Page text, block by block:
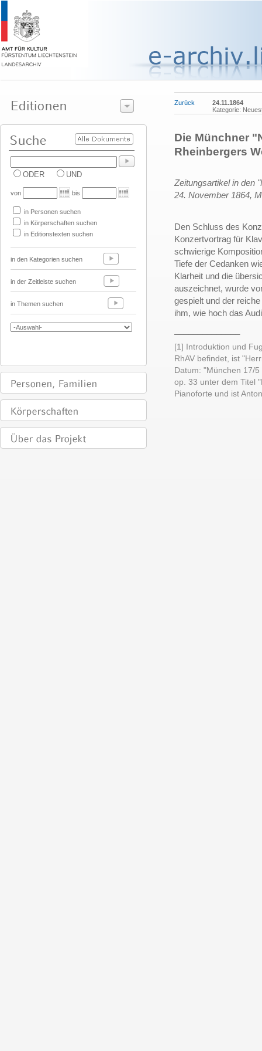
ODER UND
von bis
in Personen suchen
in Körperschaften suchen
in Editionstexten suchen
in den Kategorien suchen
in der Zeitleiste suchen
in Themen suchen
Zurück
24.11.1864
Kategorie:
Die Münchner
Rheinbergers
Zeitungsartikel in den
24. November 1864,
Den Schluss des
Konzertvortrag für
schwierige
Tiefe der Cedanken
Klarheit und die
auszeichnet, wurde
gespielt und der
ihm, wie hoch das
[1] Introduktion und
RhAV befindet, ist
Datum: "München 17/
op. 33 unter dem Titel
Pianoforte und ist